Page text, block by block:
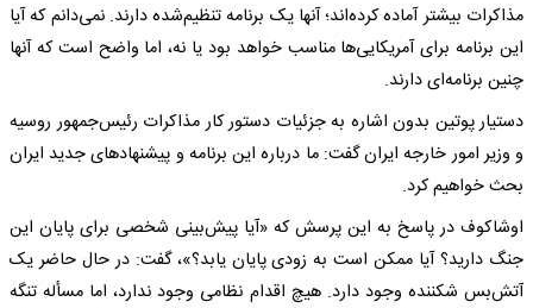
مذاکرات بیشتر آماده کرده‌اند؛ آنها یک برنامه تنظیم‌شده دارند. نمی‌دانم که آیا
این برنامه برای آمریکایی‌ها مناسب خواهد بود یا نه، اما واضح است که آنها
چنین برنامه‌ای دارند.
دستیار پوتین بدون اشاره به جزئیات دستور کار مذاکرات رئیس‌جمهور روسیه
و وزیر امور خارجه ایران گفت: ما درباره این برنامه و پیشنهادهای جدید ایران
بحث خواهیم کرد.
اوشاکوف در پاسخ به این پرسش که «آیا پیش‌بینی شخصی برای پایان این
جنگ دارید؟ آیا ممکن است به زودی پایان یابد؟»، گفت:‌ در حال حاضر یک
آتش‌بس شکننده وجود دارد. هیچ اقدام نظامی وجود ندارد، اما مسأله تنگه